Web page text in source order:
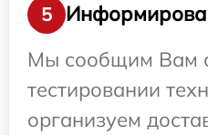
5
Мы сообщим Вам
тестировании
организуем